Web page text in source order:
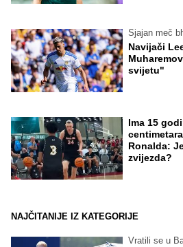
Sjajan meč
Navijači
svijetu"
Ima 15
Ronalda:
zvijezda?
NAJČITANIJE IZ KATEGORIJE
Vratili se u